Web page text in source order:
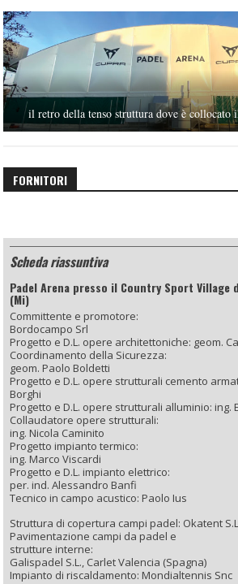
il retro della tenso struttura dove è collocato
FORNITORI
Scheda riassuntiva
Padel Arena presso il Country Sport Village
(Mi)
Committente e promotore:
Bordocampo Srl
Progetto e D.L. opere architettoniche: geom.
Coordinamento della Sicurezza:
geom. Paolo Boldetti
Progetto e D.L. opere strutturali cemento
Borghi
Progetto e D.L. opere strutturali alluminio: ing.
Collaudatore opere strutturali:
ing. Nicola Caminito
Progetto impianto termico:
ing. Marco Viscardi
Progetto e D.L. impianto elettrico:
per. ind. Alessandro Banfi
Tecnico in campo acustico: Paolo Ius
Struttura di copertura campi padel: Okatent
Pavimentazione campi da padel e
strutture interne:
Galispadel S.L., Carlet Valencia (Spagna)
Impianto di riscaldamento: Mondialtennis Snc